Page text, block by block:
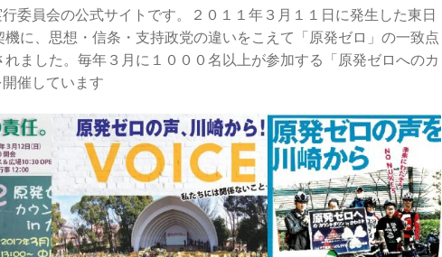
委員会の公式サイトです。２０１１年３月１１日に発生した東日
に、思想・信条・支持政党の違いをこえて「原発ゼロ」の一致点
ました。毎年３月に１０００名以上が参加する「原発ゼロへのカ
催しています